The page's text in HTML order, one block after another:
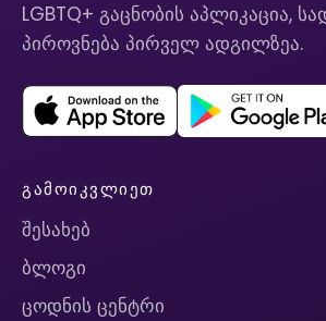
LGBTQ+ გაცნობის აპლიკაცია,
პიროვნება პირველ ადგილზეა.
ᲒᲐᲛᲝᲘᲙᲕᲚᲘᲔᲗ
შესახებ
ბლოგი
ცოდნის ცენტრი